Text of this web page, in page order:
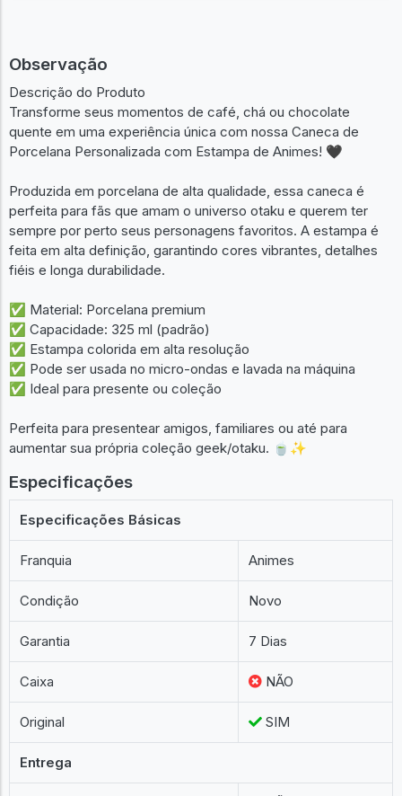
Observação
Descrição do Produto
Transforme seus momentos de café, chá ou chocolate
quente em uma experiência única com nossa Caneca de
Porcelana Personalizada com Estampa de Animes! 🖤
Produzida em porcelana de alta qualidade, essa caneca é
perfeita para fãs que amam o universo otaku e querem ter
sempre por perto seus personagens favoritos. A estampa é
feita em alta definição, garantindo cores vibrantes, detalhes
fiéis e longa durabilidade.
✅ Material: Porcelana premium
✅ Capacidade: 325 ml (padrão)
✅ Estampa colorida em alta resolução
✅ Pode ser usada no micro-ondas e lavada na máquina
✅ Ideal para presente ou coleção
Perfeita para presentear amigos, familiares ou até para
aumentar sua própria coleção geek/otaku. 🍵✨
Especificações
Especificações Básicas
Franquia Animes
Condição Novo
Garantia 7 Dias
Caixa NÃO
Original SIM
Entrega